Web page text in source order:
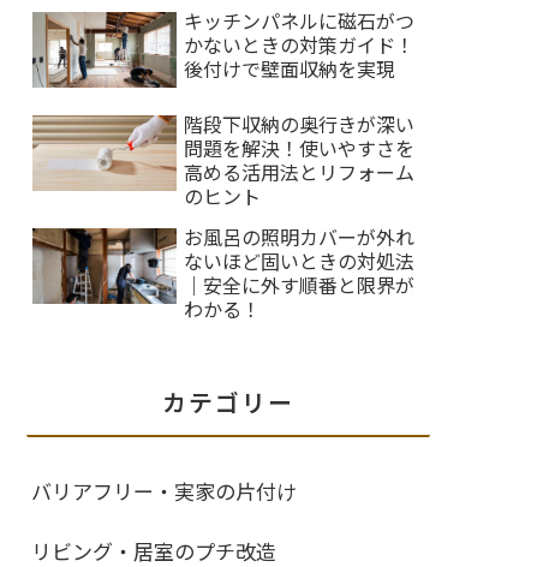
キッチンパネルに磁石がつ
かないときの対策ガイド！
後付けで壁面収納を実現
階段下収納の奥行きが深い
問題を解決！使いやすさを
高める活用法とリフォーム
のヒント
お風呂の照明カバーが外れ
ないほど固いときの対処法
｜安全に外す順番と限界が
わかる！
カテゴリー
バリアフリー・実家の片付け
リビング・居室のプチ改造